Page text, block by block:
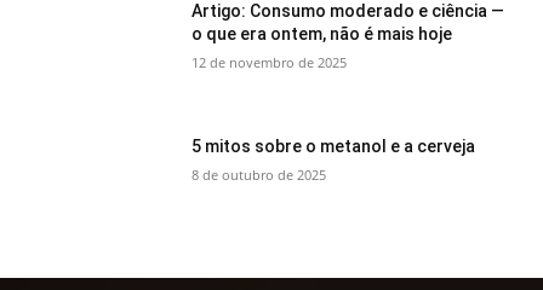
Artigo: Consumo moderado e ciência —
o que era ontem, não é mais hoje
12 de novembro de 2025
5 mitos sobre o metanol e a cerveja
8 de outubro de 2025